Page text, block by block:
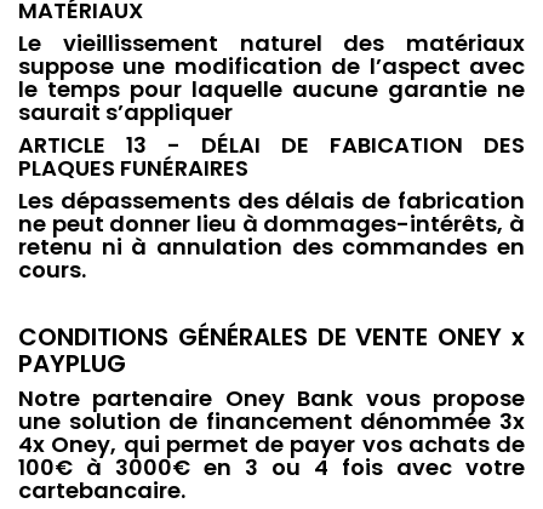
MATÉRIAUX
Le vieillissement naturel des matériaux
suppose une modification de l’aspect avec
le temps pour laquelle aucune garantie ne
saurait s’appliquer
ARTICLE 13 - DÉLAI DE FABICATION DES
PLAQUES FUNÉRAIRES
Les dépassements des délais de fabrication
ne peut donner lieu à dommages-intérêts, à
retenu ni à annulation des commandes en
cours.
CONDITIONS GÉNÉRALES DE VENTE ONEY x
PAYPLUG
Notre partenaire Oney Bank vous propose
une solution de financement dénommée 3x
4x Oney, qui permet de payer vos achats de
100€ à 3000€ en 3 ou 4 fois avec votre
cartebancaire.